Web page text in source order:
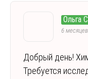
Ольга
6
Добрый день!
Требуется